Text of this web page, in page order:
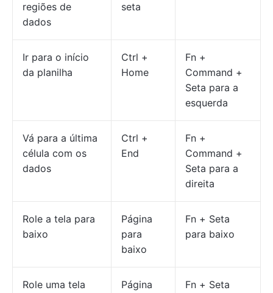
regiões de
dados
seta
Ir para o início
da planilha
Ctrl +
Home
Fn +
Command +
Seta para a
esquerda
Vá para a última
célula com os
dados
Ctrl +
End
Fn +
Command +
Seta para a
direita
Role a tela para
baixo
Página
para
baixo
Fn + Seta
para baixo
Role uma tela
Página
Fn + Seta